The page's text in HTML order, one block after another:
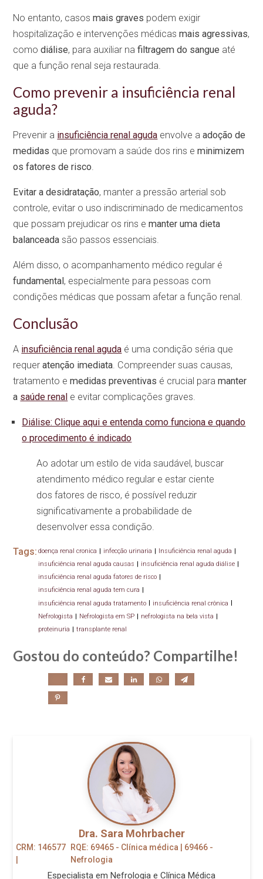
No entanto, casosmais graves podem exigir
hospitalização e intervenções médicasmais agressivas,
comodiálise, para auxiliar na filtragem do sangue até
que a função renal seja restaurada.
Como prevenir a insuficiência renal
aguda?
Prevenir a insuficiência renal aguda envolve aadoção de
medidas que promovam a saúde dos rins eminimizem
os fatores de risco.
Evitar a desidratação, manter a pressão arterial sob
controle, evitar o uso indiscriminado de medicamentos
que possam prejudicar os rins e manter uma dieta
balanceada são passos essenciais.
Além disso, o acompanhamento médico regular é
fundamental , especialmente para pessoas com
condições médicas que possam afetar a função renal.
Conclusão
A insuficiência renal aguda é uma condição séria que
requeratenção imediata. Compreender suas causas,
tratamento emedidas preventivas é crucial paramanter
a saúde renal e evitar complicações graves.
Diálise: Clique aqui e entenda como funciona e quando
o procedimento é indicado
Ao adotar um estilo de vida saudável, buscar
atendimento médico regular e estar ciente
dos fatores de risco, é possível reduzir
significativamente a probabilidade de
desenvolver essa condição.
Tags: doença renal cronica | infecção urinaria | Insuficiência renal aguda |
insuficiência renal aguda causas | insuficiência renal aguda diálise |
insuficiência renal aguda fatores de risco
insuficiência renal aguda tem cura
insuficiência renal aguda tratamento
insuficiência renal crônica
Nefrologista | Nefrologista em SP | nefrologista na bela vista |
proteinuria | transplante renal
Gostou do conteúdo? Compartilhe!
Dra. Sara Mohrbacher
CRM: 146577
RQE: 69465 - Clínica médica | 69466 -
Nefrologia
Especialista em Nefrologia e Clínica Médica